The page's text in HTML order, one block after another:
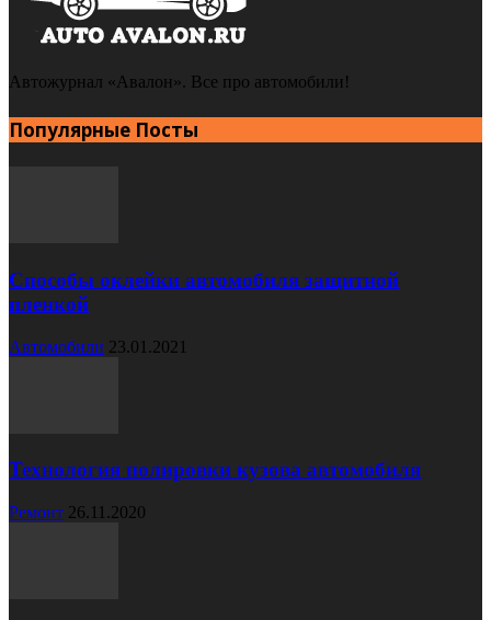
Автожурнал «Авалон». Все про автомобили!
Популярные Посты
Способы оклейки автомобиля защитной
пленкой
Автомобили 23.01.2021
Технология полировки кузова автомобиля
Ремонт 26.11.2020